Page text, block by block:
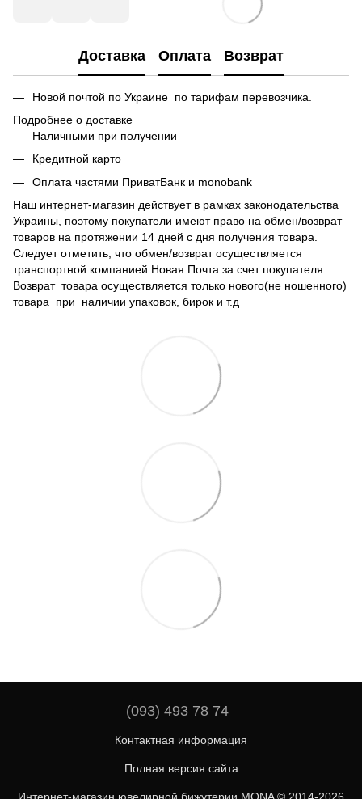
Доставка Оплата Возврат
Новой почтой по Украине по тарифам перевозчика.
Подробнее о доставке
Наличными при получении
Кредитной карто
Оплата частями ПриватБанк и monobank
Наш интернет-магазин действует в рамках законодательства
Украины, поэтому покупатели имеют право на обмен/возврат
товаров на протяжении 14 дней с дня получения товара.
Следует отметить, что обмен/возврат осуществляется
транспортной компанией Новая Почта за счет покупателя.
Возврат товара осуществляется только нового(не ношенного)
товара при наличии упаковок, бирок и т.д
(093) 493 78 74
Контактная информация
Полная версия сайта